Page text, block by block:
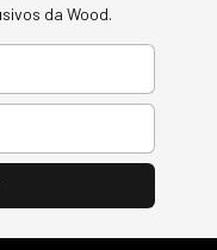
da Wood.